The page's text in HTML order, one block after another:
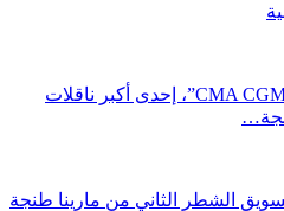
باخرة “CMA CGM NOTRE DAME”، إحدى أكبر ناقلات
الشطر الثاني من مارينا طنجة